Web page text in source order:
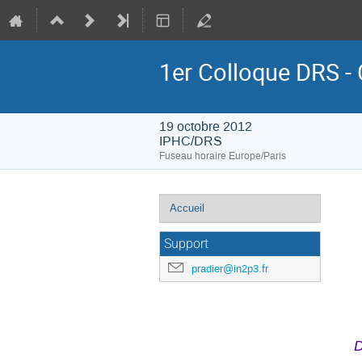
1er Colloque DRS
19 octobre 2012
IPHC/DRS
Fuseau horaire Europe/Paris
Menu
de
l'événement
Accueil
Support
pradier@in2p3.fr